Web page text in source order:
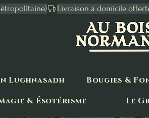
Lughnasadh Bougies &
& Ésotérisme Le